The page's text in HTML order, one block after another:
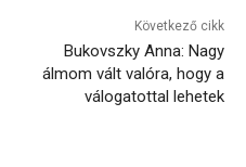
Következő cikk
Bukovszky Anna: Nagy
álmom vált valóra, hogy a
válogatottal lehetek